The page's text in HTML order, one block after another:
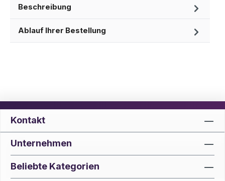
Beschreibung
Ablauf Ihrer Bestellung
Kontakt
Unternehmen
Beliebte Kategorien